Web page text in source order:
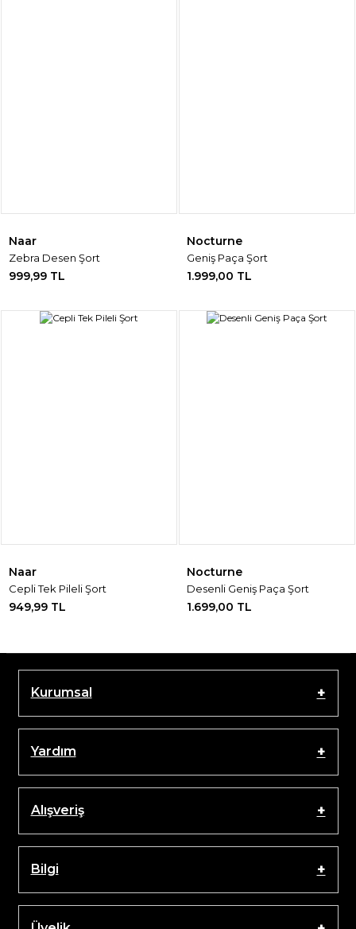
Naar
Zebra Desen Şort
999,99 TL
Nocturne
Geniş Paça Şort
1.999,00 TL
Naar
Cepli Tek Pileli Şort
949,99 TL
Nocturne
Desenli Geniş Paça Şort
1.699,00 TL
Kurumsal
Yardım
Alışveriş
Bilgi